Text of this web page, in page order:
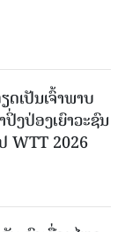
ເປັນເຈົ້າພາບ
ງປ່ອງເຍົາວະຊົນ
WTT 2026